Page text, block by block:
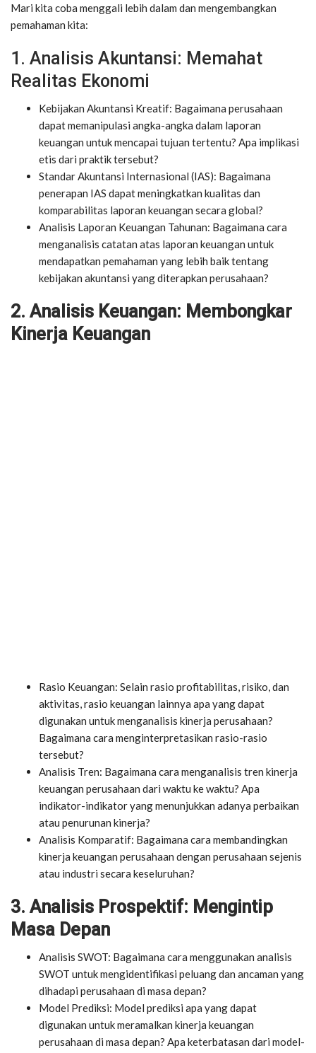
Mari kita coba menggali lebih dalam dan mengembangkan
pemahaman kita:
1. Analisis Akuntansi: Memahat
Realitas Ekonomi
Kebijakan Akuntansi Kreatif: Bagaimana perusahaan
dapat memanipulasi angka-angka dalam laporan
keuangan untuk mencapai tujuan tertentu? Apa implikasi
etis dari praktik tersebut?
Standar Akuntansi Internasional (IAS): Bagaimana
penerapan IAS dapat meningkatkan kualitas dan
komparabilitas laporan keuangan secara global?
Analisis Laporan Keuangan Tahunan: Bagaimana cara
menganalisis catatan atas laporan keuangan untuk
mendapatkan pemahaman yang lebih baik tentang
kebijakan akuntansi yang diterapkan perusahaan?
2. Analisis Keuangan: Membongkar
Kinerja Keuangan
Rasio Keuangan: Selain rasio profitabilitas, risiko, dan
aktivitas, rasio keuangan lainnya apa yang dapat
digunakan untuk menganalisis kinerja perusahaan?
Bagaimana cara menginterpretasikan rasio-rasio
tersebut?
Analisis Tren: Bagaimana cara menganalisis tren kinerja
keuangan perusahaan dari waktu ke waktu? Apa
indikator-indikator yang menunjukkan adanya perbaikan
atau penurunan kinerja?
Analisis Komparatif: Bagaimana cara membandingkan
kinerja keuangan perusahaan dengan perusahaan sejenis
atau industri secara keseluruhan?
3. Analisis Prospektif: Mengintip
Masa Depan
Analisis SWOT: Bagaimana cara menggunakan analisis
SWOT untuk mengidentifikasi peluang dan ancaman yang
dihadapi perusahaan di masa depan?
Model Prediksi: Model prediksi apa yang dapat
digunakan untuk meramalkan kinerja keuangan
perusahaan di masa depan? Apa keterbatasan dari model-